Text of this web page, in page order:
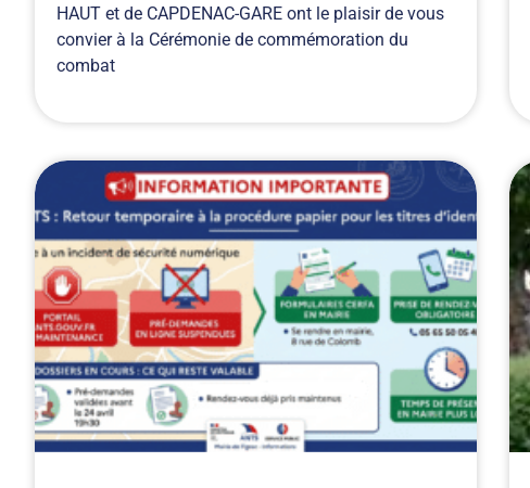
HAUT et de CAPDENAC-GARE ont le plaisir de vous
convier à la Cérémonie de commémoration du
combat